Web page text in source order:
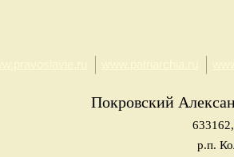
Покровский
р.п.